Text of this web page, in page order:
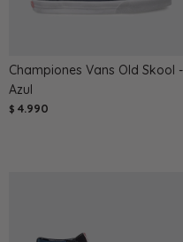
Championes Vans Old Skool -
Azul
$ 4.990